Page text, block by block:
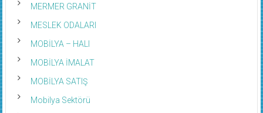
MERMER GRANİT
MESLEK ODALARI
MOBİLYA – HALI
MOBİLYA İMALAT
MOBİLYA SATIŞ
Mobilya Sektörü